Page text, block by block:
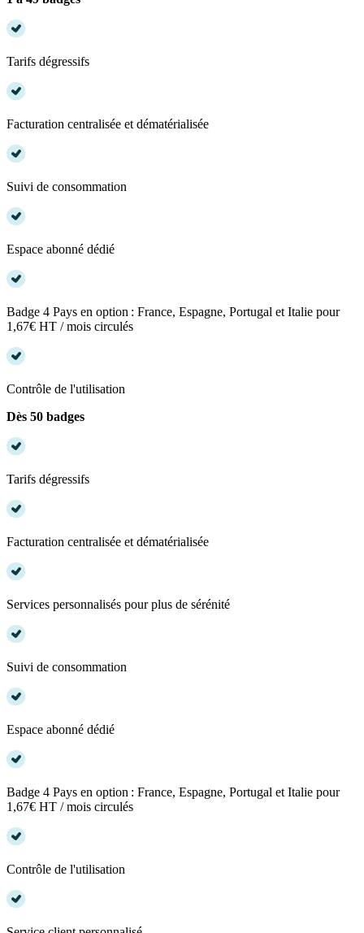
Tarifs dégressifs
Facturation centralisée et dématérialisée
Suivi de consommation
Espace abonné dédié
Badge 4 Pays en option : France, Espagne, Portugal et Italie pour
1,67€ HT / mois circulés
Contrôle de l'utilisation
Dès 50 badges
Tarifs dégressifs
Facturation centralisée et dématérialisée
Services personnalisés pour plus de sérénité
Suivi de consommation
Espace abonné dédié
Badge 4 Pays en option : France, Espagne, Portugal et Italie pour
1,67€ HT / mois circulés
Contrôle de l'utilisation